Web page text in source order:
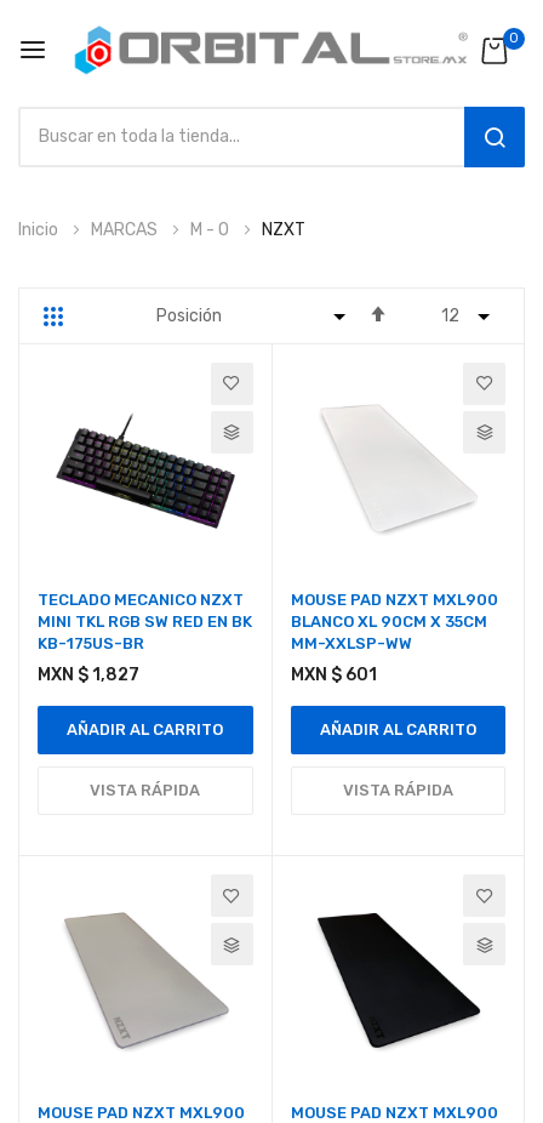
0
alInicio MARCAS M - O NZXT
Parrilla
TECLADO MECANICO NZXT
MINI TKL RGB SW RED EN BK
KB-175US-BR
MXN $ 1,827
AÑADIR AL CARRITO
VISTA RÁPIDA
MOUSE PAD NZXT MXL900
BLANCO XL 90CM X 35CM
MM-XXLSP-WW
MXN $ 601
AÑADIR AL CARRITO
VISTA RÁPIDA
MOUSE PAD NZXT MXL900
MOUSE PAD NZXT MXL900